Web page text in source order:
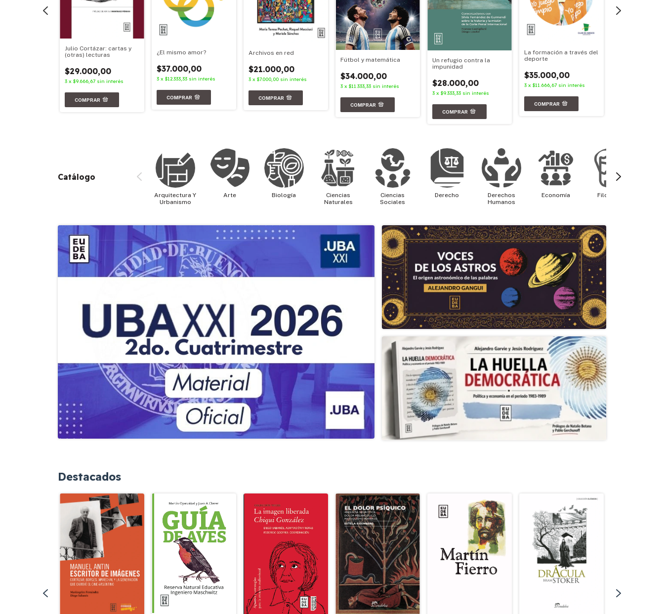
Julio Cortázar: cartas y
(otras) lecturas
$29.000,00
3 x $9.666,67 sin interés
¿El mismo amor?
$37.000,00
3 x $12.333,33 sin interés
Archivos en red
$21.000,00
3 x $7.000,00 sin interés
Fútbol y matemática
$34.000,00
3 x $11.333,33 sin interés
Un refugio contra la
impunidad
$28.000,00
3 x $9.333,33 sin interés
La formación a través del
deporte
$35.000,00
3 x $11.666,67 sin interés
Catálogo
Arquitectura Y
Urbanismo
Arte Biología
Ciencias
Naturales
Ciencias
Sociales
Derecho
Derechos
Humanos
Economía Filosofía
Destacados